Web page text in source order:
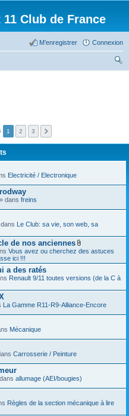
Club de France
Connexion
M’enregistrer
1 2 3
Electricité / Electronique
dans freins
Le Club: sa vie, son web, sa
de nos anciennes
F
c
i
r
s
)
n
s
Vous avez ou cherchez des astuces
ici !!!
a des ratés
Renault 9/11 toutes versions (de la C à
La Gamme R11-R9-Alliance-Encore
Mécanique
Carrosserie / Peinture
allumage (AEI/bougies)
Règles de la section mécanique à lire